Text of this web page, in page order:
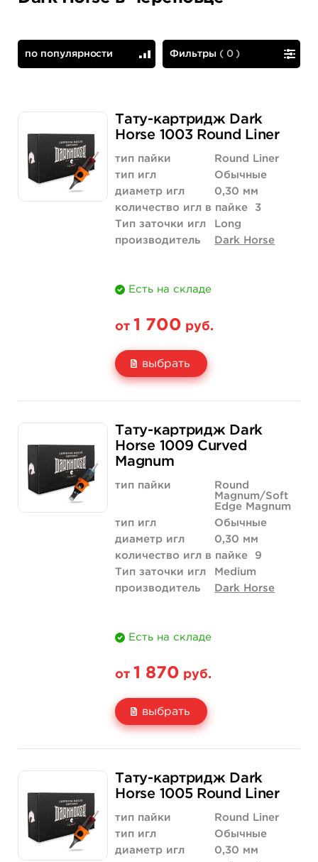
Фильтры (0 )
по популярности
Тату-картридж Dark
Horse 1003 Round Liner
тип пайки
Round Liner
тип игл
Обычные
диаметр игл
0,30 мм
количество игл в пайке
3
Тип заточки игл
Long
производитель
Dark Horse
Есть на складе
от 1 700 руб.
выбрать
Количество
1 700 руб.
купить
Тату-картридж Dark
Horse 1009 Curved
Magnum
тип пайки
Round
Magnum/Soft
Edge Magnum
тип игл
Обычные
диаметр игл
0,30 мм
количество игл в пайке
9
Тип заточки игл
Medium
производитель
Dark Horse
Есть на складе
от 1 870 руб.
выбрать
Количество
1 870 руб.
купить
Тату-картридж Dark
Horse 1005 Round Liner
тип пайки
Round Liner
тип игл
Обычные
диаметр игл
0,30 мм